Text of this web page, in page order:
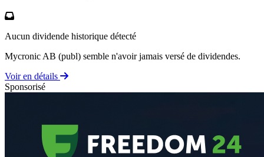
Aucun dividende historique détecté
Mycronic AB (publ) semble n'avoir jamais versé de dividendes.
Voir en détails
Sponsorisé